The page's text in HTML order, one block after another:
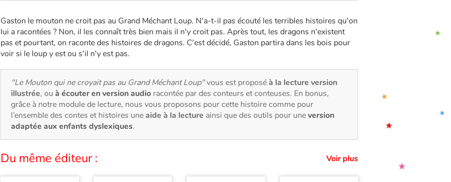
Gaston le mouton ne croit pas au Grand Méchant Loup. N'a-t-il pas écouté les terribles histoires qu'on
lui a racontées ? Non, il les connaît très bien mais il n'y croit pas. Après tout, les dragons n'existent
pas et pourtant, on raconte des histoires de dragons. C'est décidé, Gaston partira dans les bois pour
voir si le loup y est ou s'il n'y est pas.
"Le Mouton qui ne croyait pas au Grand Méchant Loup"vous est proposéà la lecture version
illustrée, ou à écouter en version audio racontée par des conteurs et conteuses. En bonus,
grâce à notre module de lecture, nous vous proposons pour cette histoire comme pour
l’ensemble des contes et histoires uneaide à la lecture ainsi que des outils pour uneversion
adaptée aux enfants dyslexiques.
Du même éditeur : Voir plus